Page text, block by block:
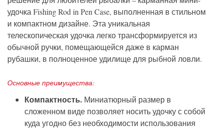
удочка Fishing Rod in Pen Case, выполненная в стильном
и компактном дизайне. Эта уникальная
телескопическая удочка легко трансформируется из
обычной ручки, помещающейся даже в карман
рубашки, в полноценное удилище для рыбной ловли.
Основные преимущества:
Компактность. Миниатюрный размер в
сложенном виде позволяет носить удочку с собой
куда угодно без необходимости использования